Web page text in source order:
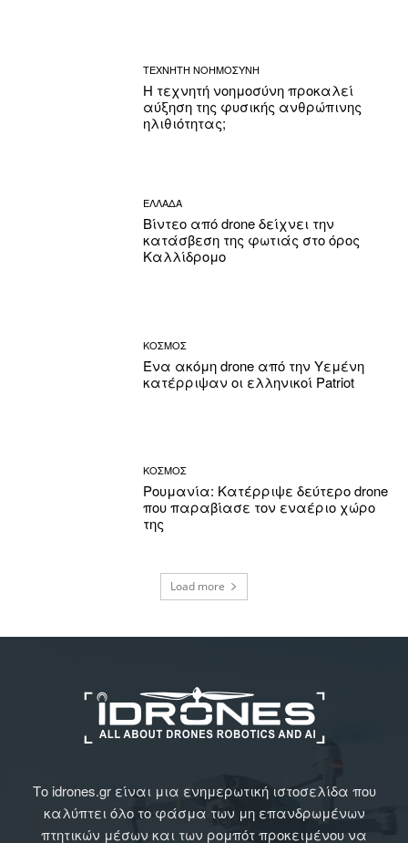
ΤΕΧΝΗΤΗ ΝΟΗΜΟΣΥΝΗ
Η τεχνητή νοημοσύνη προκαλεί
αύξηση της φυσικής ανθρώπινης
ηλιθιότητας;
ΕΛΛΑΔΑ
Βίντεο από drone δείχνει την
κατάσβεση της φωτιάς στο όρος
Καλλίδρομο
ΚΟΣΜΟΣ
Ένα ακόμη drone από την Υεμένη
κατέρριψαν οι ελληνικοί Patriot
ΚΟΣΜΟΣ
Ρουμανία: Κατέρριψε δεύτερο drone
που παραβίασε τον εναέριο χώρο
της
Load more
Το idrones.gr είναι μια ενημερωτική ιστοσελίδα που
καλύπτει όλο το φάσμα των μη επανδρωμένων
πτητικών μέσων και των ρομπότ προκειμένου να